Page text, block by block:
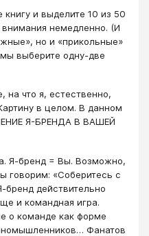
и выделите 10 из 50
немедленно. (И
но и «прикольные»
выберите одну-две
на что я, естественно,
в целом. В данном
Я-БРЕНДА В ВАШЕЙ
Я-бренд = Вы. Возможно,
говорим: «Соберитесь с
бренд действительно
и командная игра.
о команде как форме
Фанатов